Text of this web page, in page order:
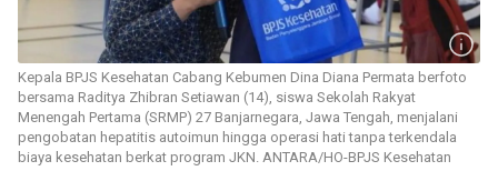
Kepala BPJS Kesehatan Cabang Kebumen Dina Diana Permata berfoto
bersama Raditya Zhibran Setiawan (14), siswa Sekolah Rakyat
Menengah Pertama (SRMP) 27 Banjarnegara, Jawa Tengah, menjalani
pengobatan hepatitis autoimun hingga operasi hati tanpa terkendala
biaya kesehatan berkat program JKN. ANTARA/HO-BPJS Kesehatan